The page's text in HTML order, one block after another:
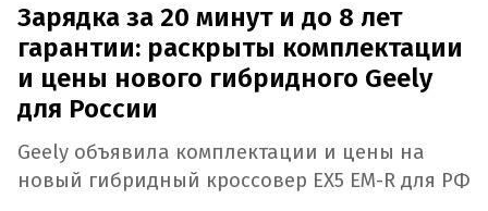
Зарядка за 20 минут и до 8 лет
гарантии: раскрыты комплектации
и цены нового гибридного Geely
для России
Geely объявила комплектации и цены на
новый гибридный кроссовер EX5 EM-R для РФ